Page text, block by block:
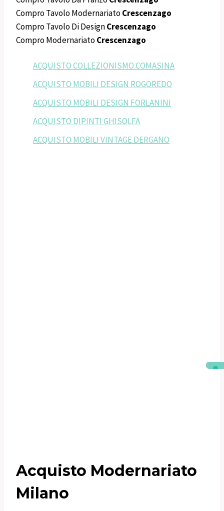
Compro Tavolo ModernariatoCrescenzago
Compro Tavolo Di DesignCrescenzago
Compro ModernariatoCrescenzago
ACQUISTO COLLEZIONISMO COMASINA
ACQUISTO MOBILI DESIGN ROGOREDO
ACQUISTO MOBILI DESIGN FORLANINI
ACQUISTO DIPINTI GHISOLFA
ACQUISTO MOBILI VINTAGE DERGANO
Acquisto Modernariato
Milano